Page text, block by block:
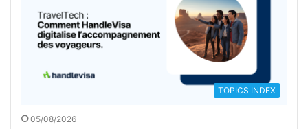
TOPICS INDEX
05/08/2026